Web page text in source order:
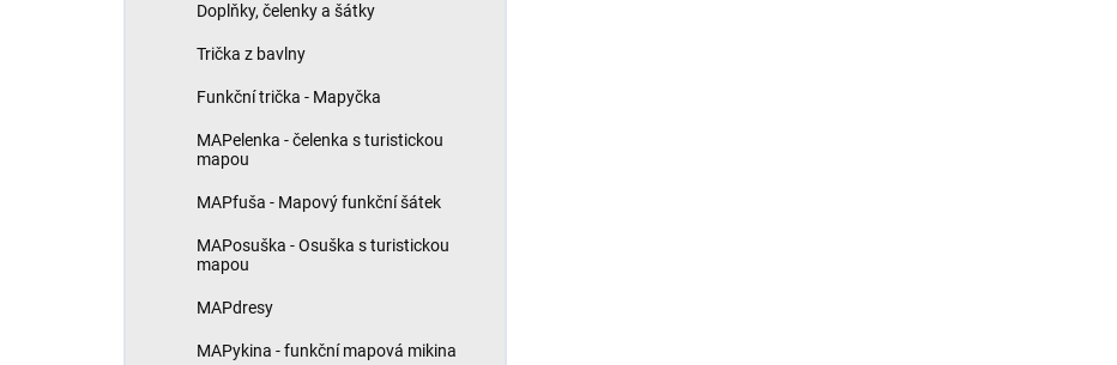
Doplňky, čelenky a šátky
Trička z bavlny
Funkční trička - Mapyčka
MAPelenka - čelenka s turistickou
mapou
MAPfuša - Mapový funkční šátek
MAPosuška - Osuška s turistickou
mapou
MAPdresy
MAPykina - funkční mapová mikina